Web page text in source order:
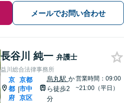
メールでお問い合わせ
長谷川 純一 弁護士
益川総合法律事務所
京
都
府
|
京都
市中
京区
烏丸駅 か
ら徒歩2
分
営業時間：09:00
~21:00（平日）